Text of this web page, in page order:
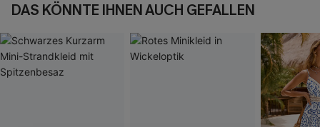
DAS KÖNNTE IHNEN AUCH GEFALLEN